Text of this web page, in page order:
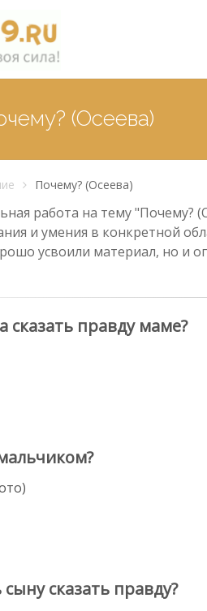
(Осеева)
Почему? (Осеева)
работа на тему "Почему?
и умения в конкретной
усвоили материал, но и
сказать правду маме?
сказать правду?